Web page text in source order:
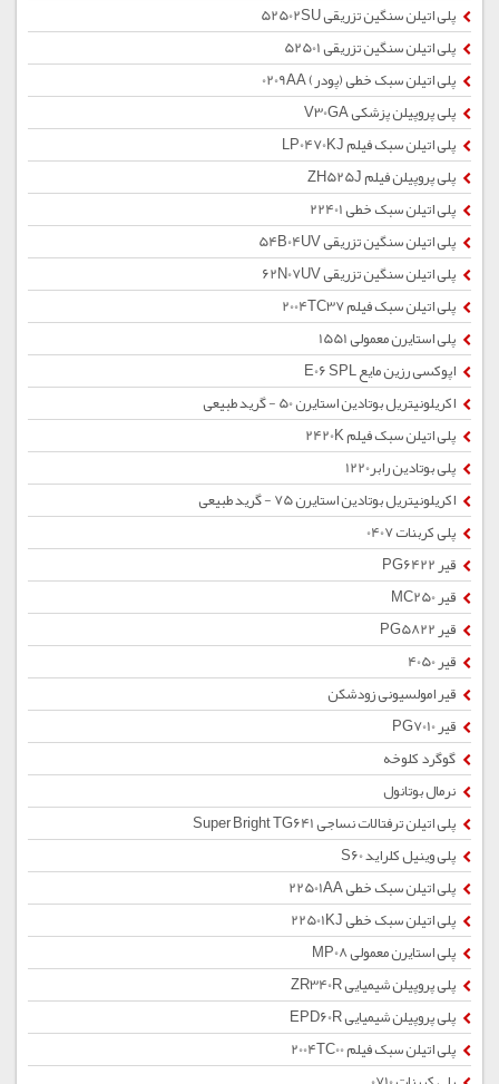
پلی اتیلن سنگین تزریقی 52502SU
پلی اتیلن سنگین تزریقی 52501
پلی اتیلن سبک خطی (پودر) 0209AA
پلی پروپیلن پزشکی V30GA
پلی اتیلن سبک فیلم LP0470KJ
پلی پروپیلن فیلم ZH525J
پلی اتیلن سبک خطی 22401
پلی اتیلن سنگین تزریقی 54B04UV
پلی اتیلن سنگین تزریقی 62N07UV
پلی اتیلن سبک فیلم 2004TC37
پلی استایرن معمولی 1551
اپوکسی رزین مایع E06 SPL
اکریلونیتریل بوتادین استایرن 50 - گرید طبیعی
پلی اتیلن سبک فیلم 2420K
پلی بوتادین رابر1220
اکریلونیتریل بوتادین استایرن 75 - گرید طبیعی
پلی کربنات 0407
قیر PG6422
قیر MC250
قیر PG5822
قیر 4050
قیر امولسیونی زودشکن
قیر PG7010
گوگرد کلوخه
نرمال بوتانول
پلی اتیلن ترفتالات نساجی Super Bright TG641
پلی وینیل کلراید S60
پلی اتیلن سبک خطی 22501AA
پلی اتیلن سبک خطی 22501KJ
پلی استایرن معمولی MP08
پلی پروپیلن شیمیایی ZR340R
پلی پروپیلن شیمیایی EPD60R
پلی اتیلن سبک فیلم 2004TC00